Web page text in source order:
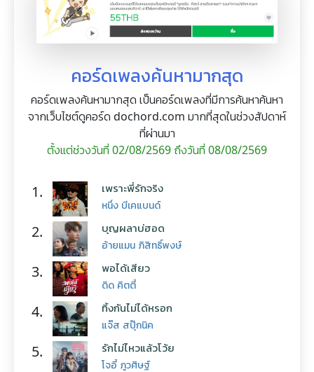
คอร์ดเพลงค้นหามากสุด
คอร์ดเพลงค้นหามากสุด เป็นคอร์ดเพลงที่มีการค้นหาค้นหา
จากเว็บไซต์ดูคอร์ด dochord.com มากที่สุดในช่วงสัปดาห์
ที่ผ่านมา
ตั้งแต่ช่วงวันที่ 02/08/2569 ถึงวันที่ 08/08/2569
1. เพราะพี่รักจริง
หนึ่ง บีเคแบนด์
2. บุญผลาบ่ฮอด
อ้ายแมน ภิสิทธิ์พงษ์
3. พอได้เสียว
ดิด คิตตี้
4. ทิ้งกันไม่ได้หรอก
แจ๊ส สปุ๊กนิค
5. รักไม่ไหวแล้วโว้ย
โจอี้ ภูวศิษฐ์